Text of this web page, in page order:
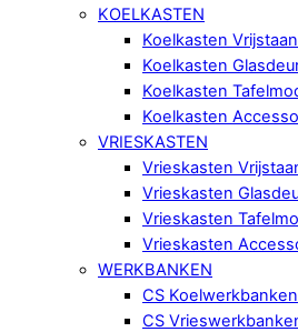
KOELKASTEN
Koelkasten
Koelkasten
Koelkasten
Koelkasten
VRIESKASTEN
Vrieskasten
Vrieskasten
Vrieskasten
Vrieskasten
WERKBANKEN
CS Koelwerkbanken
CS